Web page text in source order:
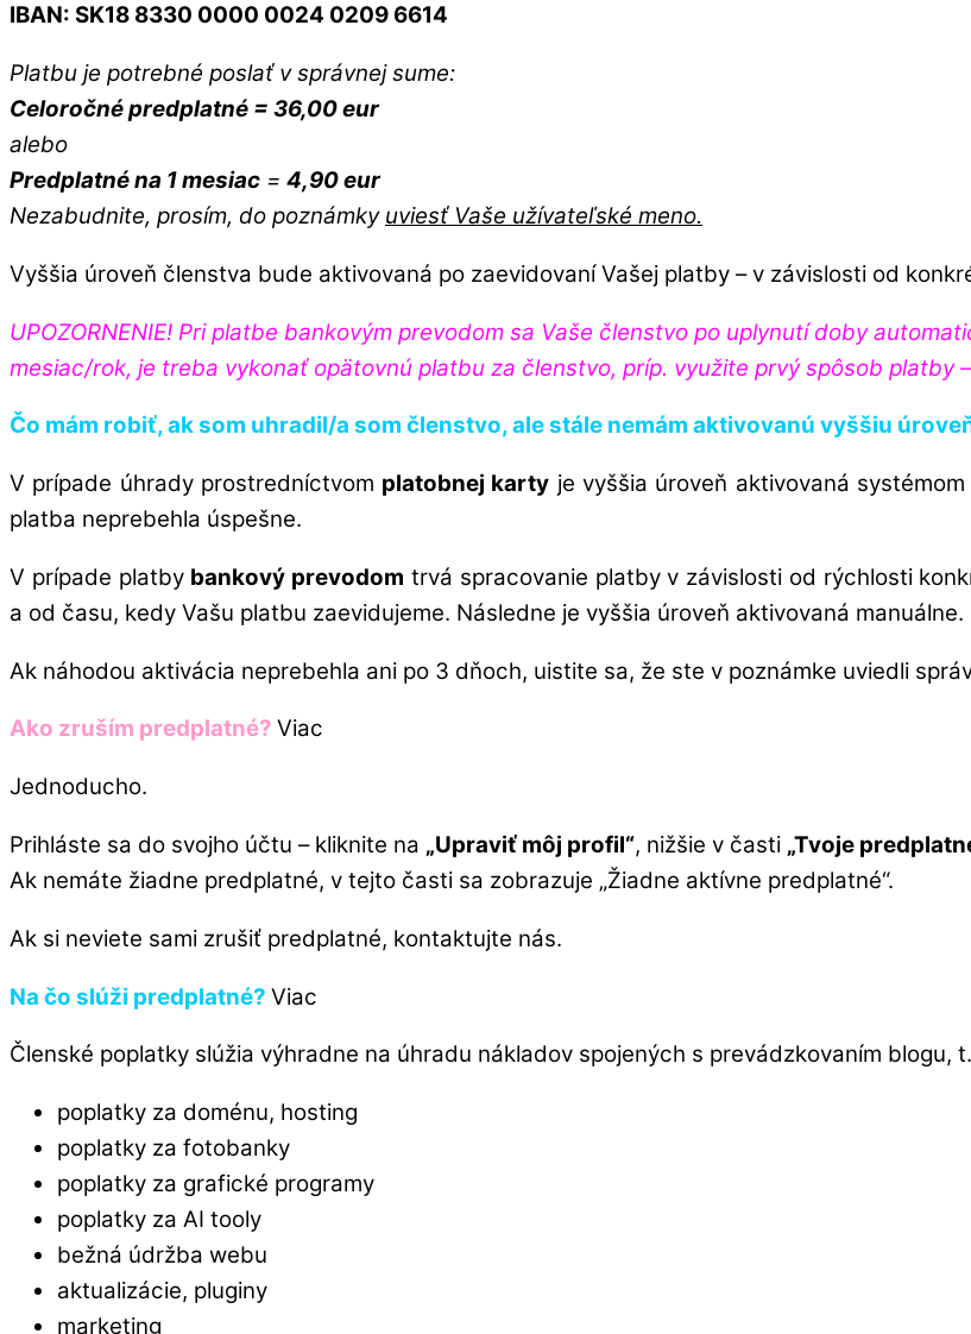
IBAN: SK18 8330 0000 0024 0209 6614
Platbu je potrebné poslať v správnej sume:
Celoročné predplatné = 36,00 eur
alebo
Predplatné na 1 mesiac = 4,90 eur
Nezabudnite, prosím, do poznámky uviesť Vaše užívateľské meno.
Vyššia úroveň členstva bude aktivovaná po zaevidovaní Vašej platby – v závislosti od
UPOZORNENIE! Pri platbe bankovým prevodom sa Vaše členstvo po uplynutí doby
mesiac/rok, je treba vykonať opätovnú platbu za členstvo, príp. využite prvý spôsob platby
Čo mám robiť, ak som uhradil/a som členstvo, ale stále nemám aktivovanú vyššiu
V prípade úhrady prostredníctvom platobnej karty je vyššia úroveň aktivovaná
platba neprebehla úspešne.
V prípade platby bankový prevodom trvá spracovanie platby v závislosti od rýchlosti
a od času, kedy Vašu platbu zaevidujeme. Následne je vyššia úroveň aktivovaná manuálne.
Ak náhodou aktivácia neprebehla ani po 3 dňoch, uistite sa, že ste v poznámke uviedli
Ako zruším predplatné? Viac
Jednoducho.
Prihláste sa do svojho účtu – kliknite na „Upraviť môj profil“, nižšie v časti „Tvoje
Ak nemáte žiadne predplatné, v tejto časti sa zobrazuje „Žiadne aktívne predplatné“.
Ak si neviete sami zrušiť predplatné, kontaktujte nás.
Na čo slúži predplatné? Viac
Členské poplatky slúžia výhradne na úhradu nákladov spojených s prevádzkovaním blogu,
poplatky za doménu, hosting
poplatky za fotobanky
poplatky za grafické programy
poplatky za AI tooly
bežná údržba webu
aktualizácie, pluginy
marketing